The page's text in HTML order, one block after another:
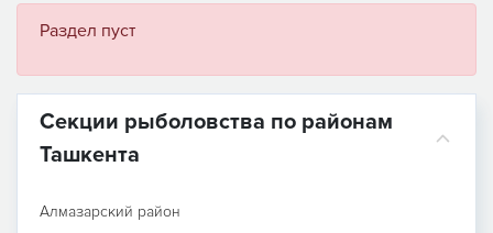
Раздел пуст
Секции рыболовства по районам
Ташкента
Алмазарский район